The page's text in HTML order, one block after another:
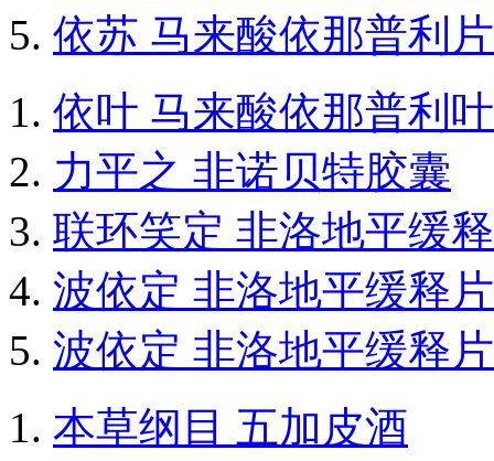
依苏 马来酸依那普利片
依叶 马来酸依那普利
力平之 非诺贝特胶囊
联环笑定 非洛地平缓
波依定 非洛地平缓释片
波依定 非洛地平缓释片
本草纲目 五加皮酒